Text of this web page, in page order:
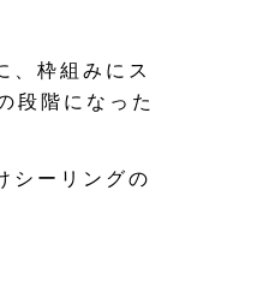
、枠組みにス
段階になった
シーリングの